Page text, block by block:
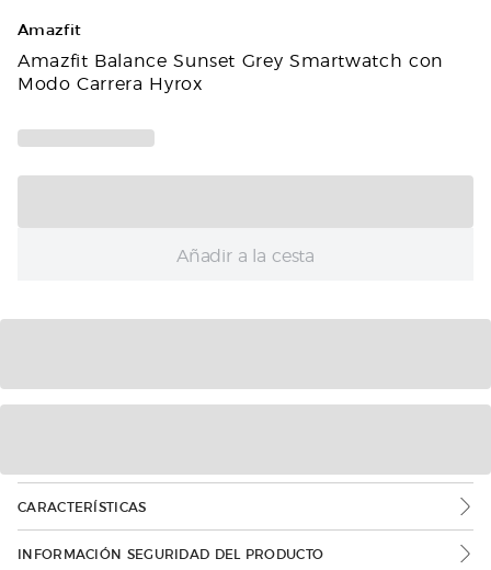
Amazfit
Amazfit Balance Sunset Grey Smartwatch con
Modo Carrera Hyrox
Añadir a la cesta
CARACTERÍSTICAS
INFORMACIÓN SEGURIDAD DEL PRODUCTO